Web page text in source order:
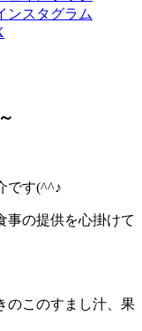
ンスタグラム
です(^^♪
事の提供を心掛けて
のこのすまし汁、果